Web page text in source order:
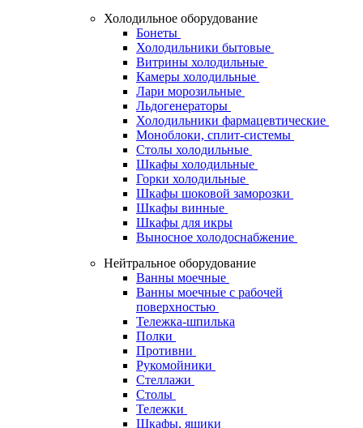
Холодильное оборудование
Бонеты
Холодильники бытовые
Витрины холодильные
Камеры холодильные
Лари морозильные
Льдогенераторы
Холодильники фармацевтические
Моноблоки, сплит-системы
Столы холодильные
Шкафы холодильные
Горки холодильные
Шкафы шоковой заморозки
Шкафы винные
Шкафы для икры
Выносное холодоснабжение
Нейтральное оборудование
Ванны моечные
Ванны моечные с рабочей
поверхностью
Тележка-шпилька
Полки
Противни
Рукомойники
Стеллажи
Столы
Тележки
Шкафы, ящики